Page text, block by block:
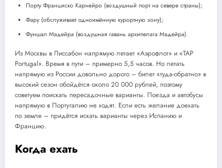
Порту Франциско Карнейро (воздушный порт на севере страны);
Фару (обслуживает одноимённую курортную зону);
Фуншал Мадейра (воздушная гавань архипелага Мадейра).
Из Москвы в Лиссабон напрямую летает «Аэрофлот» и «TAP
Portugal». Время в пути – примерно 5,5 часов. Но летать
напрямую из России довольно дорого – билет «туда-обратно» в
высокий сезон обойдётся около 20 000 рублей, поэтому
советуем поискать пересадочные варианты. Поезда и автобусы
напрямую в Португалию не ходят. Если есть желание доехать
по земле – придётся искать варианты через Испанию и
Францию.
Когда ехать